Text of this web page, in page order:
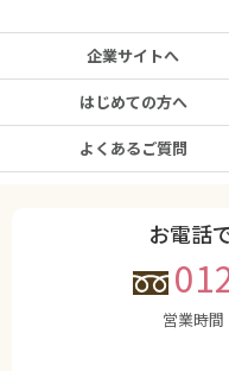
企業サイトへ
はじめての方へ
よくあるご質問
お電話
営業時間